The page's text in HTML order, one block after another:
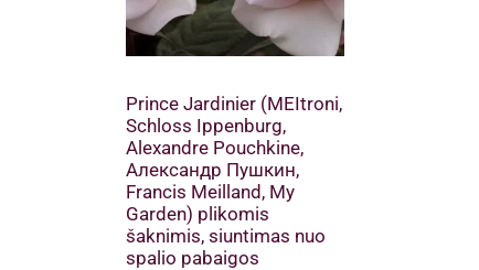
Prince Jardinier (MEItroni,
Schloss Ippenburg,
Alexandre Pouchkine,
Александр Пушкин,
Francis Meilland, My
Garden) plikomis
šaknimis, siuntimas nuo
spalio pabaigos